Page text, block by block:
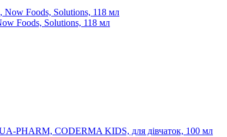
Foods, Solutions, 118 мл
PHARM, CODERMA KIDS, для дівчаток, 100 мл